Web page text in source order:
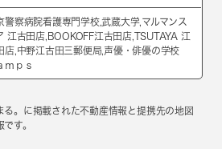
警察病院看護専門学校,武蔵大学,マルマンス
江古田店,BOOKOFF江古田店,TSUTAYA 江
店,中野江古田三郵便局,声優・俳優の学校
ｍｐｓ
。に掲載された不動産情報と提携先の地図
す。